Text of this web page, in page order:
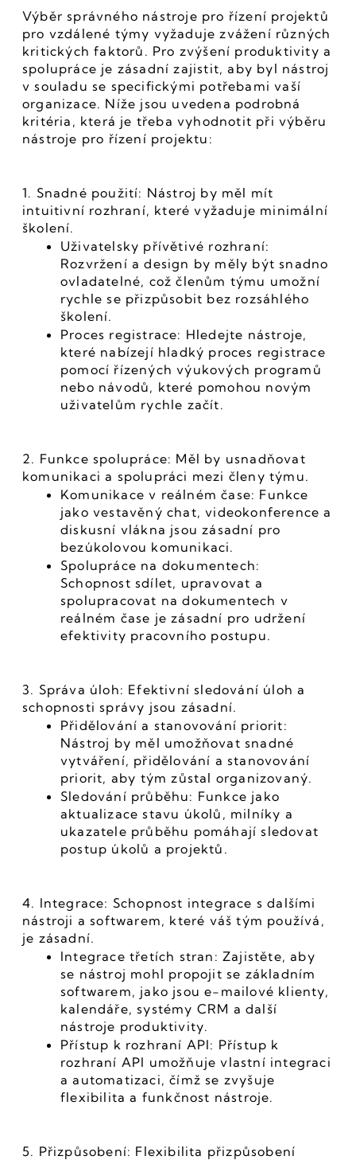
Výběr správného nástroje pro řízení projektů
pro vzdálené týmy vyžaduje zvážení různých
kritických faktorů. Pro zvýšení produktivity a
spolupráce je zásadní zajistit, aby byl nástroj
v souladu se specifickými potřebami vaší
organizace. Níže jsou uvedena podrobná
kritéria, která je třeba vyhodnotit při výběru
nástroje pro řízení projektu:
1. Snadné použití: Nástroj by měl mít
intuitivní rozhraní, které vyžaduje minimální
školení.
Uživatelsky přívětivé rozhraní:
Rozvržení a design by měly být snadno
ovladatelné, což členům týmu umožní
rychle se přizpůsobit bez rozsáhlého
školení.
Proces registrace: Hledejte nástroje,
které nabízejí hladký proces registrace
pomocí řízených výukových programů
nebo návodů, které pomohou novým
uživatelům rychle začít.
2. Funkce spolupráce: Měl by usnadňovat
komunikaci a spolupráci mezi členy týmu.
Komunikace v reálném čase: Funkce
jako vestavěný chat, videokonference a
diskusní vlákna jsou zásadní pro
bezúkolovou komunikaci.
Spolupráce na dokumentech:
Schopnost sdílet, upravovat a
spolupracovat na dokumentech v
reálném čase je zásadní pro udržení
efektivity pracovního postupu.
3. Správa úloh: Efektivní sledování úloh a
schopnosti správy jsou zásadní.
Přidělování a stanovování priorit:
Nástroj by měl umožňovat snadné
vytváření, přidělování a stanovování
priorit, aby tým zůstal organizovaný.
Sledování průběhu: Funkce jako
aktualizace stavu úkolů, milníky a
ukazatele průběhu pomáhají sledovat
postup úkolů a projektů.
4. Integrace: Schopnost integrace s dalšími
nástroji a softwarem, které váš tým používá,
je zásadní.
Integrace třetích stran: Zajistěte, aby
se nástroj mohl propojit se základním
softwarem, jako jsou e-mailové klienty,
kalendáře, systémy CRM a další
nástroje produktivity.
Přístup k rozhraní API: Přístup k
rozhraní API umožňuje vlastní integraci
a automatizaci, čímž se zvyšuje
flexibilita a funkčnost nástroje.
5. Přizpůsobení: Flexibilita přizpůsobení